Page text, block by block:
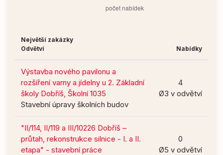
Největší zakázky
Odvětví
Nabídky
Výstavba nového pavilonu a
rozšíření varny a jídelny u 2. Základní
školy Dobříš, Školní 1035
Stavební úpravy školních budov
4
Ø3 v odvětví
"II/114, II/119 a III/10226 Dobříš –
průtah, rekonstrukce silnice - I. a II.
etapa" - stavební práce
0
Ø5 v odvětví